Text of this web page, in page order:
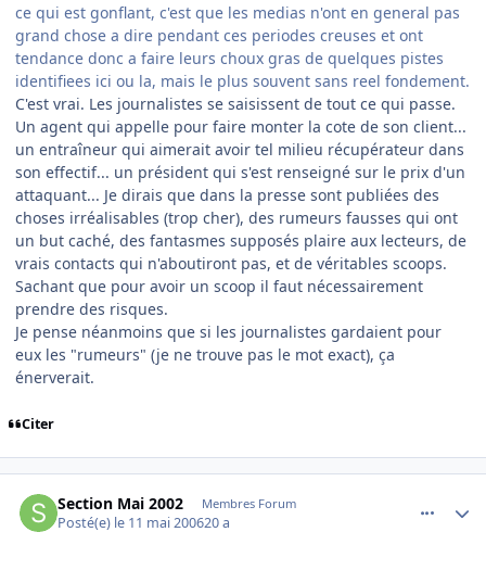
ce qui est gonflant, c'est que les medias n'ont en general pas
grand chose a dire pendant ces periodes creuses et ont
tendance donc a faire leurs choux gras de quelques pistes
identifiees ici ou la, mais le plus souvent sans reel fondement.
C'est vrai. Les journalistes se saisissent de tout ce qui passe.
Un agent qui appelle pour faire monter la cote de son client...
un entraîneur qui aimerait avoir tel milieu récupérateur dans
son effectif... un président qui s'est renseigné sur le prix d'un
attaquant... Je dirais que dans la presse sont publiées des
choses irréalisables (trop cher), des rumeurs fausses qui ont
un but caché, des fantasmes supposés plaire aux lecteurs, de
vrais contacts qui n'aboutiront pas, et de véritables scoops.
Sachant que pour avoir un scoop il faut nécessairement
prendre des risques.
Je pense néanmoins que si les journalistes gardaient pour
eux les "rumeurs" (je ne trouve pas le mot exact), ça
énerverait.
Citer
Section Mai 2002 Membres Forum
Posté(e) le 11 mai 200620 a